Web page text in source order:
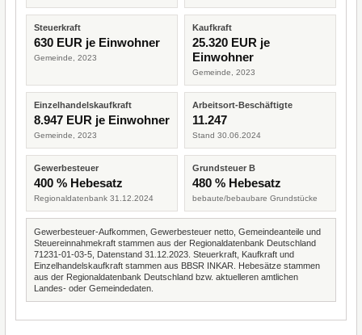
Steuerkraft
630 EUR je Einwohner
Gemeinde, 2023
Kaufkraft
25.320 EUR je
Einwohner
Gemeinde, 2023
Einzelhandelskaufkraft
8.947 EUR je Einwohner
Gemeinde, 2023
Arbeitsort-Beschäftigte
11.247
Stand 30.06.2024
Gewerbesteuer
400 % Hebesatz
Regionaldatenbank 31.12.2024
Grundsteuer B
480 % Hebesatz
bebaute/bebaubare Grundstücke
Gewerbesteuer-Aufkommen, Gewerbesteuer netto, Gemeindeanteile und
Steuereinnahmekraft stammen aus der Regionaldatenbank Deutschland
71231-01-03-5, Datenstand 31.12.2023. Steuerkraft, Kaufkraft und
Einzelhandelskaufkraft stammen aus BBSR INKAR. Hebesätze stammen
aus der Regionaldatenbank Deutschland bzw. aktuelleren amtlichen
Landes- oder Gemeindedaten.